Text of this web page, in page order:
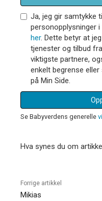
Ja, jeg gir samtykke
personopplysninger i
her. Dette betyr at
tjenester og tilbud
viktigste partnere,
enkelt begrense
på Min Side.
Se Babyverdens generelle
Hva synes du om
Forrige artikkel
Mikias